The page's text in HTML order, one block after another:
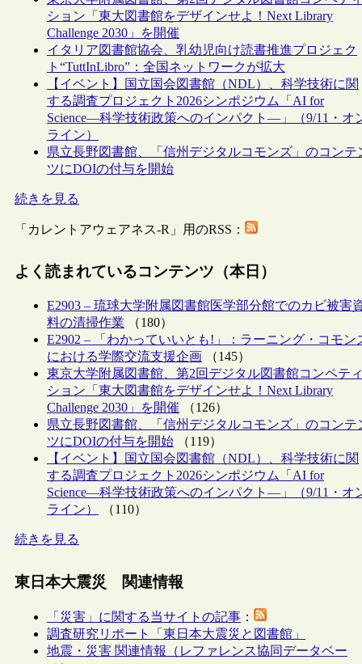
ション「東大図書館をデザインせよ！Next Library
Challenge 2030」を開催
イタリア図書館協会、乳幼児向け読書推進プロジェク
ト“TuttInLibro”：全国ネットワークが拡大
【イベント】国立国会図書館（NDL）、科学技術に関
する調査プロジェクト2026シンポジウム「AI for
Science―科学技術政策へのインパクト―」（9/11・オ
ライン）
県立長野図書館、「信州デジタルコモンズ」のコンテ
ツにDOIの付与を開始
続きを見る
「カレントアウェアネス-R」用のRSS：
よく読まれているコンテンツ（本日）
E2903 – 琉球大学附属図書館医学部分館でのカビ被害
料の清掃作業 （180）
E2902 – 「わかっていいとも!」：ラーニング・コモン
における学際交流支援企画 （145）
東京大学附属図書館、第2回デジタル図書館コンペティ
ション「東大図書館をデザインせよ！Next Library
Challenge 2030」を開催 （126）
県立長野図書館、「信州デジタルコモンズ」のコンテ
ツにDOIの付与を開始 （119）
【イベント】国立国会図書館（NDL）、科学技術に関
する調査プロジェクト2026シンポジウム「AI for
Science―科学技術政策へのインパクト―」（9/11・オ
ライン）
（110）
続きを見る
東日本大震災 関連情報
「災害」に関する当サイトの記事 ：
調査研究リポート「東日本大震災と図書館」
地震・災害 関連情報（レファレンス協同データベー